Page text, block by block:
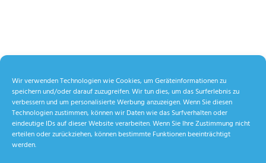
Wir verwenden Technologien wie Cookies, um Geräteinformationen zu
speichern und/oder darauf zuzugreifen. Wir tun dies, um das Surferlebnis zu
verbessern und um personalisierte Werbung anzuzeigen. Wenn Sie diesen
Technologien zustimmen, können wir Daten wie das Surfverhalten oder
eindeutige IDs auf dieser Website verarbeiten. Wenn Sie Ihre Zustimmung nicht
erteilen oder zurückziehen, können bestimmte Funktionen beeinträchtigt
werden.